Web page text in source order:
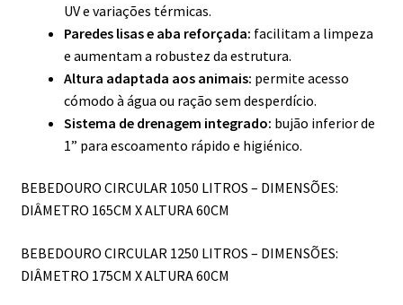
UV e variações térmicas.
Paredes lisas e aba reforçada: facilitam a limpeza
e aumentam a robustez da estrutura.
Altura adaptada aos animais: permite acesso
cómodo à água ou ração sem desperdício.
Sistema de drenagem integrado: bujão inferior de
1” para escoamento rápido e higiénico.
BEBEDOURO CIRCULAR 1050 LITROS – DIMENSÕES:
DIÂMETRO 165CM X ALTURA 60CM
BEBEDOURO CIRCULAR 1250 LITROS – DIMENSÕES:
DIÂMETRO 175CM X ALTURA 60CM